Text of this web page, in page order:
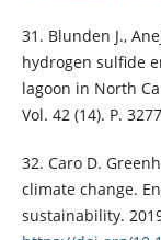
31. Blunden J.,
hydrogen sulfide
lagoon in North
Vol. 42 (14). P.
32. Caro D.
climate change.
sustainability.